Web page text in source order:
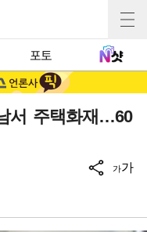
포토
서 주택화재…60
가가